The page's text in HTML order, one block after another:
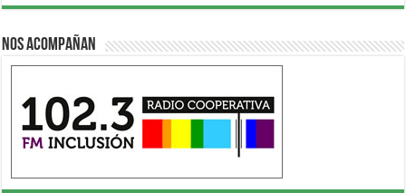
Nos acompañan